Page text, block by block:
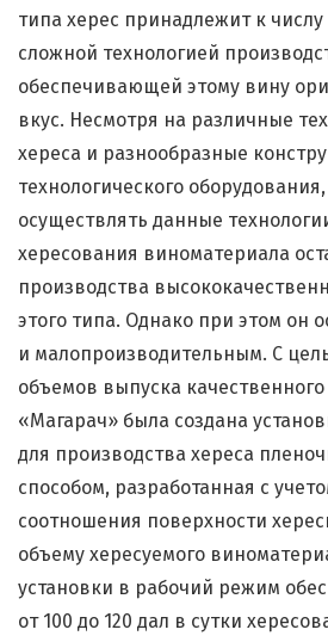
типа херес принадлежит к
сложной технологией
обеспечивающей этому вину
вкус. Несмотря на различные
хереса и разнообразные
технологического
осуществлять данные
хересования виноматериала
производства
этого типа. Однако при этом он
и малопроизводительным. С
объемов выпуска
«Магарач» была создана
для производства хереса
способом, разработанная с
соотношения поверхности
объему хересуемого
установки в рабочий режим
от 100 до 120 дал в сутки